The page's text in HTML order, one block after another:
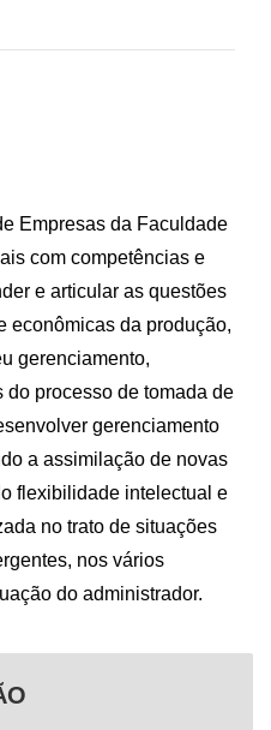
Empresas da Faculdade
com competências e
e articular as questões
econômicas da produção,
gerenciamento,
processo de tomada de
gerenciamento
a assimilação de novas
flexibilidade intelectual e
no trato de situações
nos vários
do administrador.